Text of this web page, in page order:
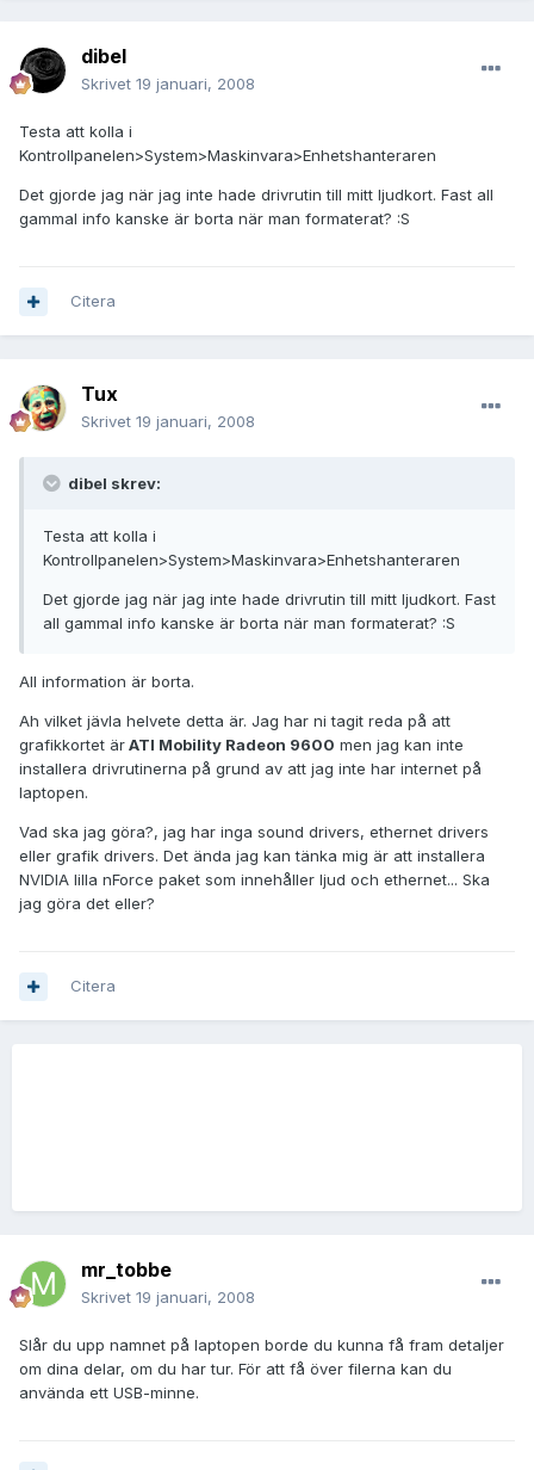
dibel
Skrivet 19 januari, 2008
Testa att kolla i
Kontrollpanelen>System>Maskinvara>Enhetshanteraren
Det gjorde jag när jag inte hade drivrutin till mitt ljudkort. Fast all
gammal info kanske är borta när man formaterat? :S
Citera
Tux
Skrivet 19 januari, 2008
dibel skrev:
Testa att kolla i
Kontrollpanelen>System>Maskinvara>Enhetshanteraren
Det gjorde jag när jag inte hade drivrutin till mitt ljudkort. Fast
all gammal info kanske är borta när man formaterat? :S
All information är borta.
Ah vilket jävla helvete detta är. Jag har ni tagit reda på att
grafikkortet ärATI Mobility Radeon 9600 men jag kan inte
installera drivrutinerna på grund av att jag inte har internet på
laptopen.
Vad ska jag göra?, jag har inga sound drivers, ethernet drivers
eller grafik drivers. Det ända jag kan tänka mig är att installera
NVIDIA lilla nForce paket som innehåller ljud och ethernet... Ska
jag göra det eller?
Citera
mr_tobbe
Skrivet 19 januari, 2008
Slår du upp namnet på laptopen borde du kunna få fram detaljer
om dina delar, om du har tur. För att få över filerna kan du
använda ett USB-minne.